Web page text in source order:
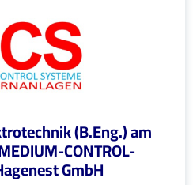
(B.Eng.) am
CONTROL-
GmbH